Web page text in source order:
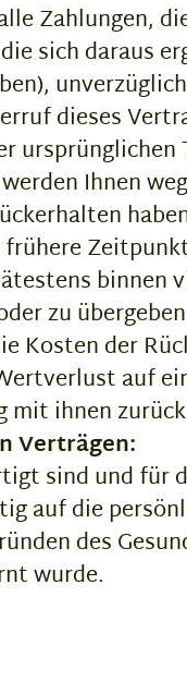
Zahlungen,
sich daraus
dieses
Ihnen
frühere
binnen
zu
Kosten der
auf
mit ihnen
Verträgen:
sind und
auf die
des
wurde.